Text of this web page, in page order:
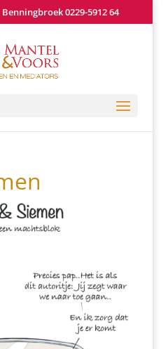
Benningbroek 0229-5912 64